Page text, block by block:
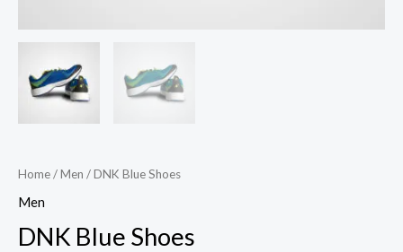
Home/Men / DNK Blue Shoes
Men
DNK Blue Shoes